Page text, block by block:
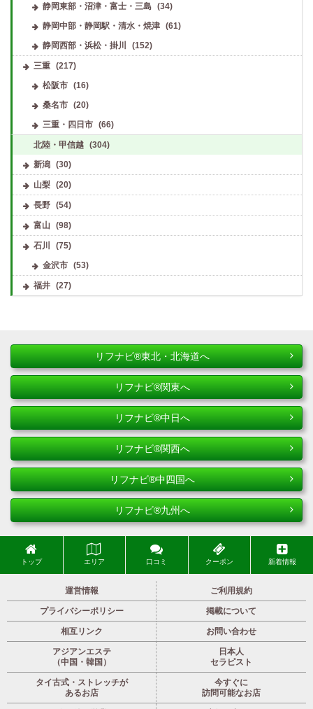
静岡東部・沼津・富士・三島
(34)
静岡中部・静岡駅・清水・焼津
(61)
静岡西部・浜松・掛川
(152)
三重 (217)
松阪市
(16)
桑名市
(20)
三重・四日市
(66)
北陸・甲信越 (304)
新潟 (30)
山梨 (20)
長野 (54)
富山 (98)
石川
(75)
金沢市
(53)
福井 (27)
リフナビ®東北・北海道へ
リフナビ®関東へ
リフナビ®中日へ
リフナビ®関西へ
リフナビ®中四国へ
リフナビ®九州へ
トップ エリア 口コミ クーポン 新着情報
運営情報 ご利用規約
プライバシーポリシー 掲載について
相互リンク お問い合わせ
アジアンエステ
（中国・韓国）
日本人
セラピスト
タイ古式・ストレッチが
あるお店
今すぐに
訪問可能なお店